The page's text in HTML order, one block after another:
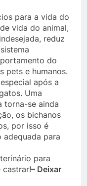
para a vida do
vida do animal,
reduz
do
pets e humanos.
após a
Uma
torna-se ainda
os bichanos
por isso é
para
para
castrar!– Deixar